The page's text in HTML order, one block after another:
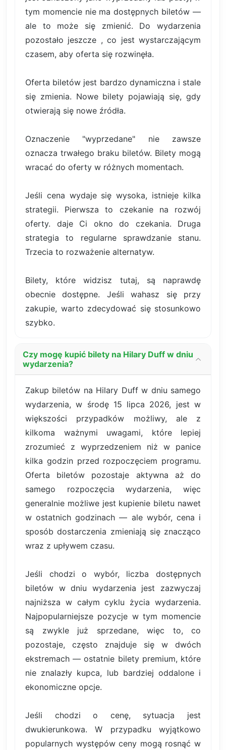
tym momencie nie ma dostępnych biletów —
ale to może się zmienić. Do wydarzenia
pozostało jeszcze , co jest wystarczającym
czasem, aby oferta się rozwinęła.
Oferta biletów jest bardzo dynamiczna i stale
się zmienia. Nowe bilety pojawiają się, gdy
otwierają się nowe źródła.
Oznaczenie "wyprzedane" nie zawsze
oznacza trwałego braku biletów. Bilety mogą
wracać do oferty w różnych momentach.
Jeśli cena wydaje się wysoka, istnieje kilka
strategii. Pierwsza to czekanie na rozwój
oferty. daje Ci okno do czekania. Druga
strategia to regularne sprawdzanie stanu.
Trzecia to rozważenie alternatyw.
Bilety, które widzisz tutaj, są naprawdę
obecnie dostępne. Jeśli wahasz się przy
zakupie, warto zdecydować się stosunkowo
szybko.
Czy mogę kupić bilety na Hilary Duff w dniu
wydarzenia?
Zakup biletów na Hilary Duff w dniu samego
wydarzenia, w środę 15 lipca 2026, jest w
większości przypadków możliwy, ale z
kilkoma ważnymi uwagami, które lepiej
zrozumieć z wyprzedzeniem niż w panice
kilka godzin przed rozpoczęciem programu.
Oferta biletów pozostaje aktywna aż do
samego rozpoczęcia wydarzenia, więc
generalnie możliwe jest kupienie biletu nawet
w ostatnich godzinach — ale wybór, cena i
sposób dostarczenia zmieniają się znacząco
wraz z upływem czasu.
Jeśli chodzi o wybór, liczba dostępnych
biletów w dniu wydarzenia jest zazwyczaj
najniższa w całym cyklu życia wydarzenia.
Najpopularniejsze pozycje w tym momencie
są zwykle już sprzedane, więc to, co
pozostaje, często znajduje się w dwóch
ekstremach — ostatnie bilety premium, które
nie znalazły kupca, lub bardziej oddalone i
ekonomiczne opcje.
Jeśli chodzi o cenę, sytuacja jest
dwukierunkowa. W przypadku wyjątkowo
popularnych występów ceny mogą rosnąć w